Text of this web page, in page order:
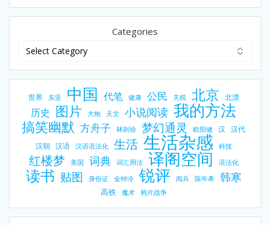
Categories
世界 东亚 中国 代笔 健康 公民 关税 北京 北漂
历史 图片 大炮 天文 小说阅读 我的方法
搞笑幽默 方舟子 林则徐 梦幻通灵 欧阳健 汉 汉代
汉朝 汉语 汉语语法化 生活 生活杂感 科技
红楼梦 美国 词典 词汇用法 译阁空间 语法化
读书 贴图 身份证 金钟泠 锐评 阅兵 陈年希 韩寒
高铁 魔术 鸦片战争